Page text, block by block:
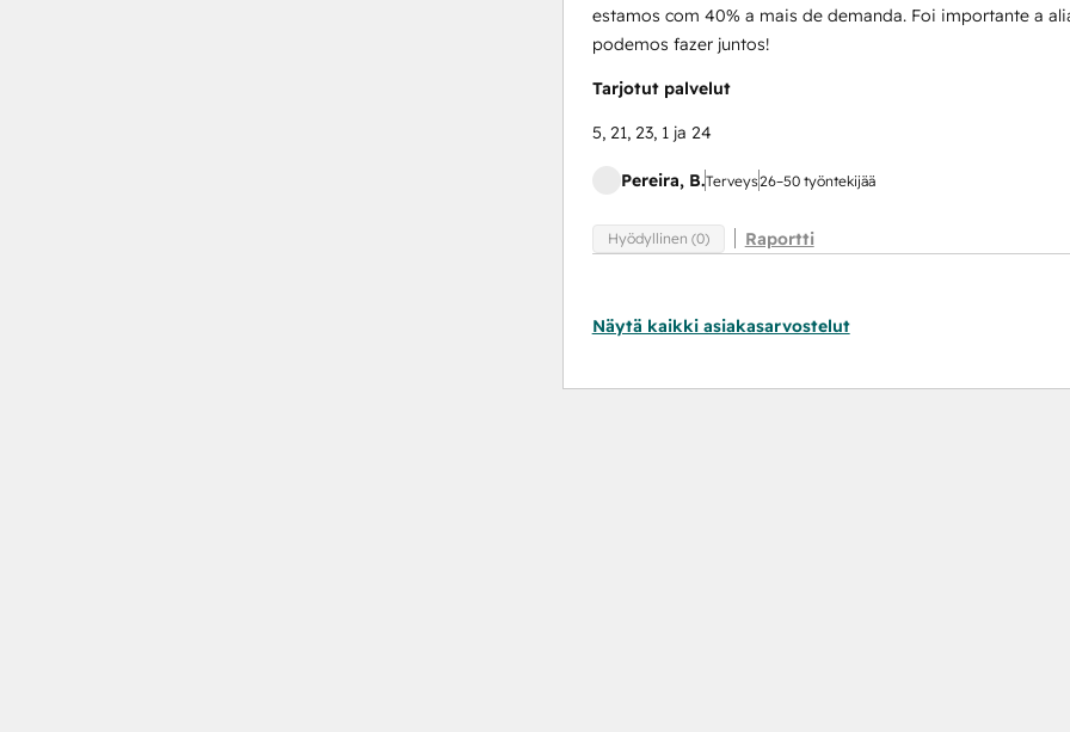
estamos com 40% a mais de demanda. Foi importante a
podemos fazer juntos!
Tarjotut palvelut
5, 21, 23, 1 ja 24
Pereira, B.Terveys26–50 työntekijää
Hyödyllinen (0) Raportti
Näytä kaikki asiakasarvostelut